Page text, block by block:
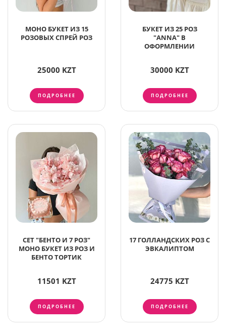
МОНО БУКЕТ ИЗ 15
РОЗОВЫХ СПРЕЙ РОЗ
25000 KZT
ПОДРОБНЕЕ
БУКЕТ ИЗ 25 РОЗ
"ANNA" В
ОФОРМЛЕНИИ
30000 KZT
ПОДРОБНЕЕ
СЕТ "БЕНТО И 7 РОЗ"
МОНО БУКЕТ ИЗ РОЗ И
БЕНТО ТОРТИК
11501 KZT
ПОДРОБНЕЕ
17 ГОЛЛАНДСКИХ РОЗ С
ЭВКАЛИПТОМ
24775 KZT
ПОДРОБНЕЕ